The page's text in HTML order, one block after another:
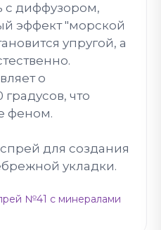
с диффузором,
эффект "морской
упругой, а
о
что
феном.
для создания
укладки.
№41 с минералами